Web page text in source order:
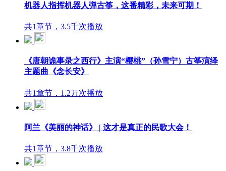
机器人指挥机器人弹古筝，这番精彩，未来可期！
共1章节，3.5千次播放
《唐朝诡事录之西行》主演“樱桃”（孙雪宁）古筝演绎
主题曲《念长安》
共1章节，1.2万次播放
阿兰《美丽的神话》 | 这才是真正的民歌大会！
共1章节，3.8千次播放